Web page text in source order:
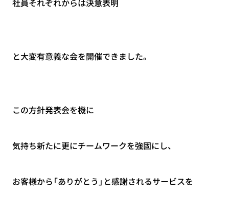
社員それぞれからは決意表明
と大変有意義な会を開催できました。
この方針発表会を機に
気持ち新たに更にチームワークを強固にし、
お客様から「ありがとう」と感謝されるサービスを